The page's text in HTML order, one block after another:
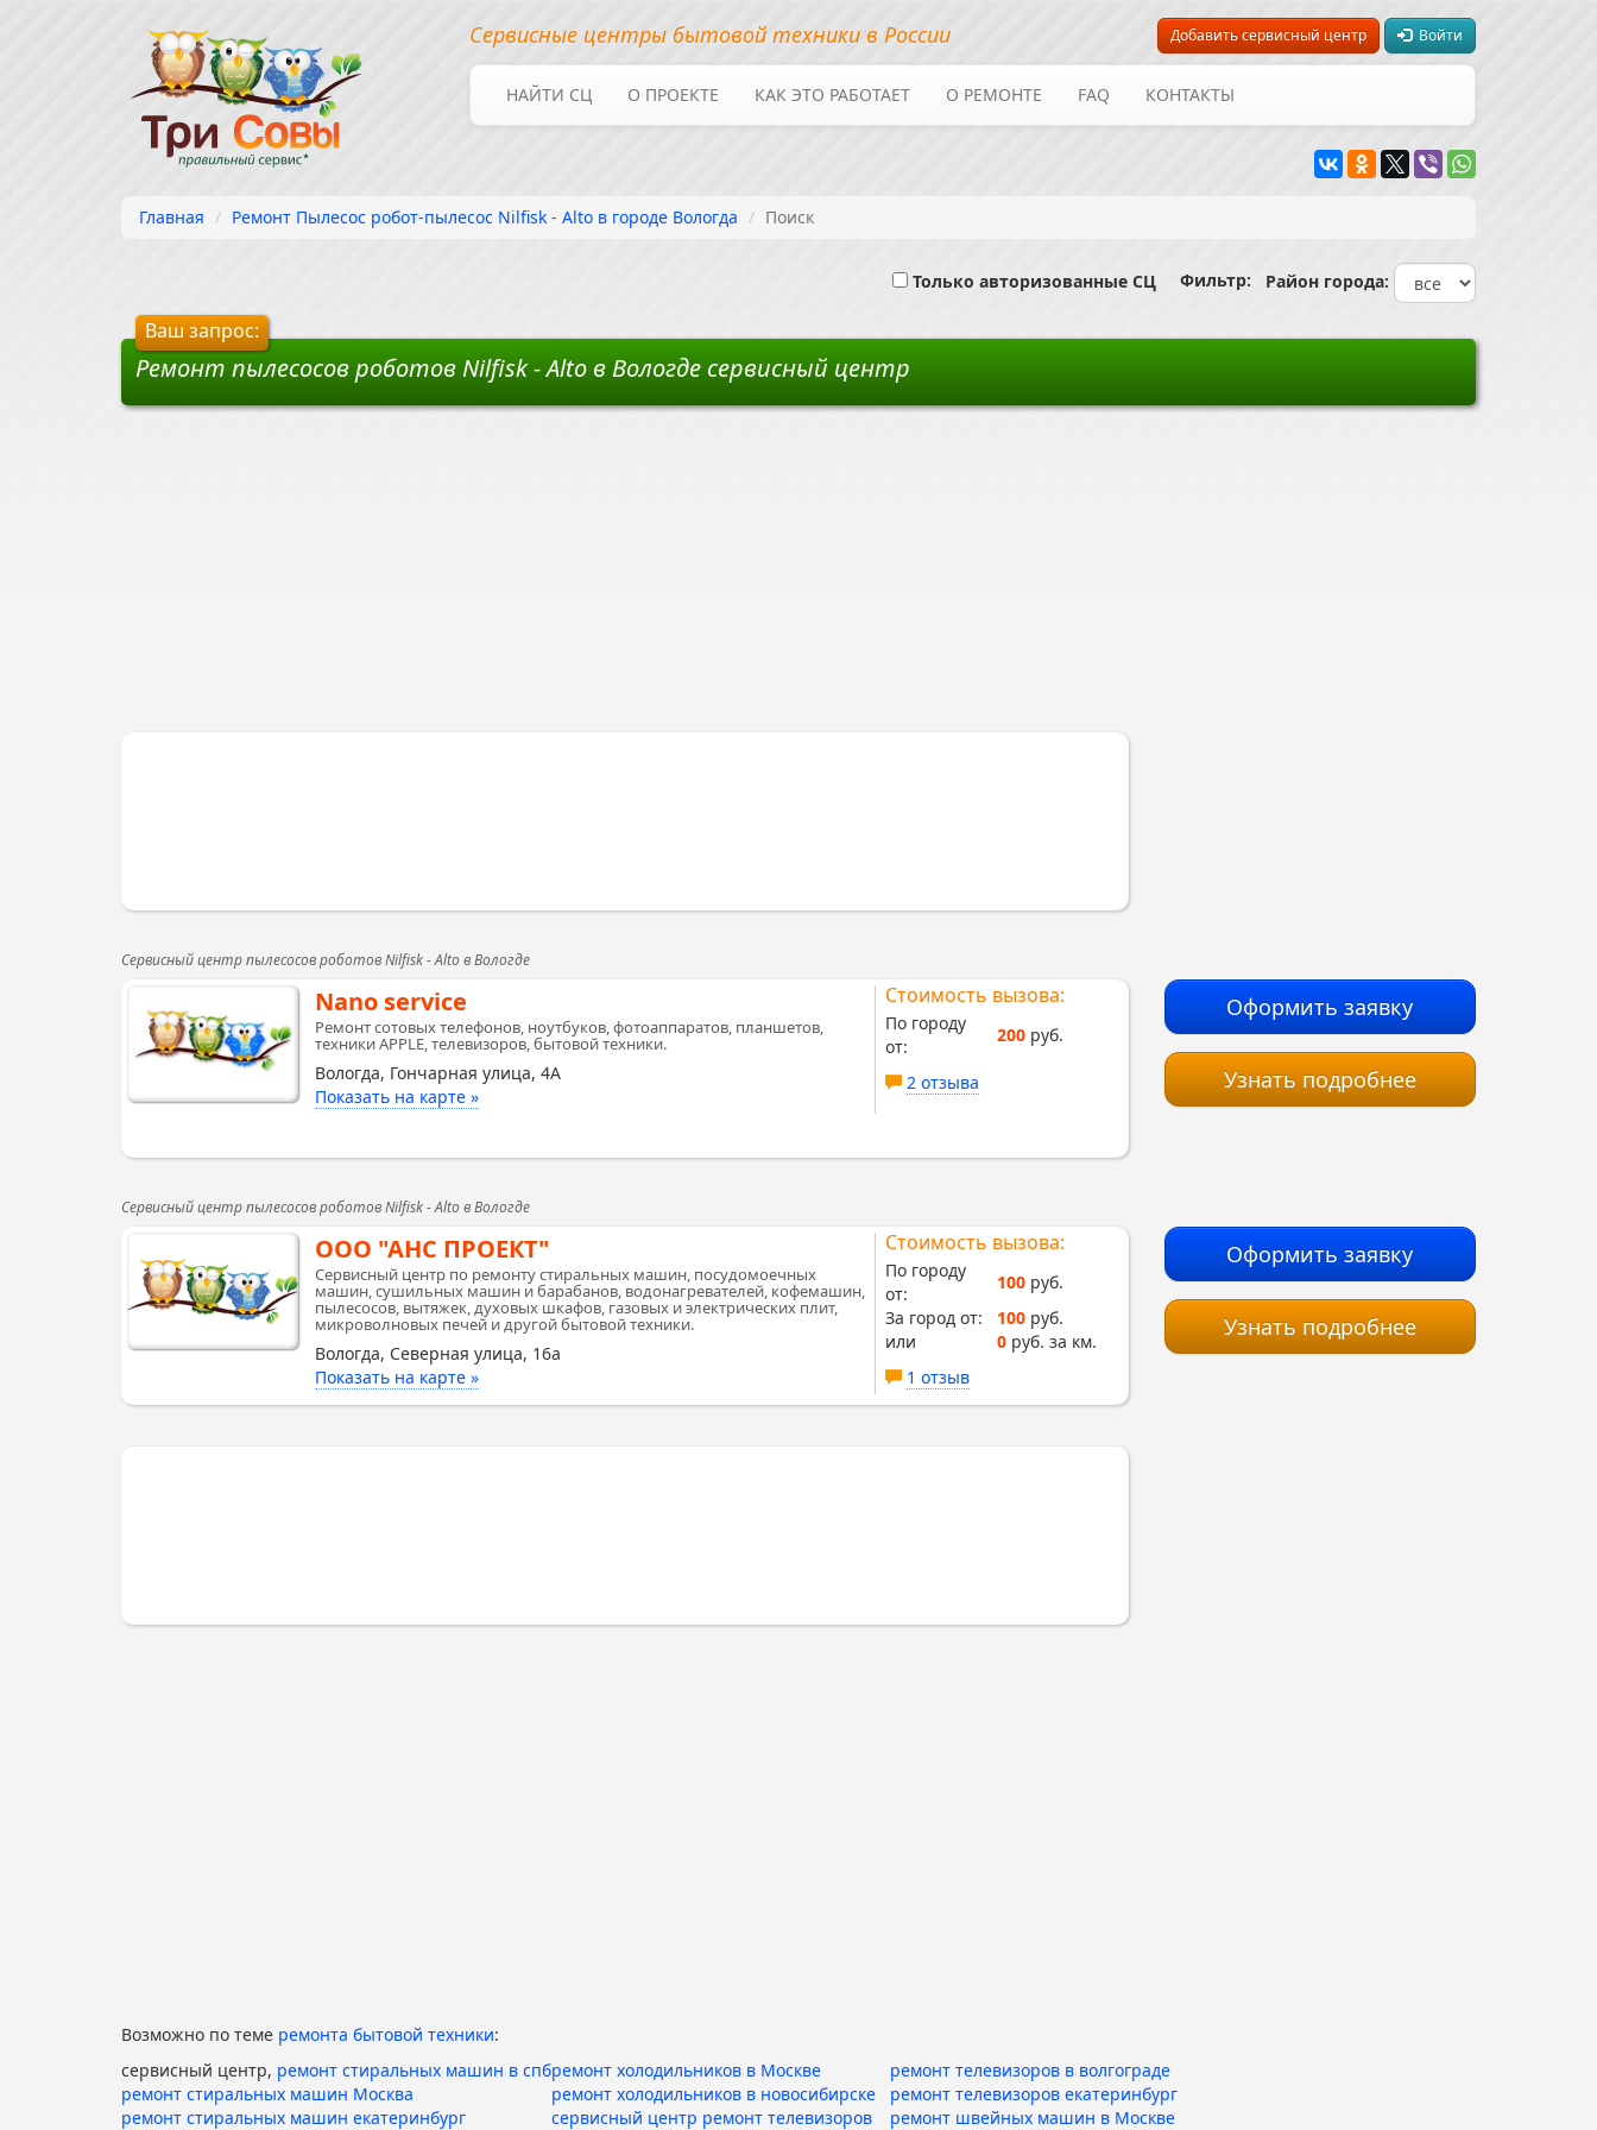
Добавить сервисный центр Войти
Сервисные центры бытовой техники в России
НАЙТИ СЦ О ПРОЕКТЕ КАК ЭТО РАБОТАЕТ О РЕМОНТЕ FAQ КОНТАКТЫ
Главная Ремонт Пылесос робот-пылесос Nilfisk - Alto в городе Вологда Поиск
Только авторизованные СЦ Фильтр: Район города:
Ваш запрос:
Ремонт пылесосов роботов Nilfisk - Alto в Вологде сервисный центр
Сервисный центр пылесосов роботов Nilfisk - Alto в Вологде
Nano service
Ремонт сотовых телефонов, ноутбуков, фотоаппаратов, планшетов,
техники APPLE, телевизоров, бытовой техники.
Вологда, Гончарная улица, 4А
Показать на карте »
Стоимость вызова:
По городу
от:
200руб.
2 отзыва
Оформить заявку
Узнать подробнее
Сервисный центр пылесосов роботов Nilfisk - Alto в Вологде
ООО "АНС ПРОЕКТ"
Сервисный центр по ремонту стиральных машин, посудомоечных
машин, сушильных машин и барабанов, водонагревателей, кофемашин,
пылесосов, вытяжек, духовых шкафов, газовых и электрических плит,
микроволновых печей и другой бытовой техники.
Вологда, Северная улица, 16а
Показать на карте »
Стоимость вызова:
По городу
от:
100руб.
За город от:
100руб.
или
0руб. за км.
1 отзыв
Оформить заявку
Узнать подробнее
Возможно по теме ремонта бытовой техники:
сервисный центр, ремонт стиральных машин в спбремонт холодильников в Москве
ремонт телевизоров в волгограде
ремонт стиральных машин Москва
ремонт холодильников в новосибирске
ремонт телевизоров екатеринбург
ремонт стиральных машин екатеринбург
сервисный центр ремонт телевизоров ремонт швейных машин в Москве